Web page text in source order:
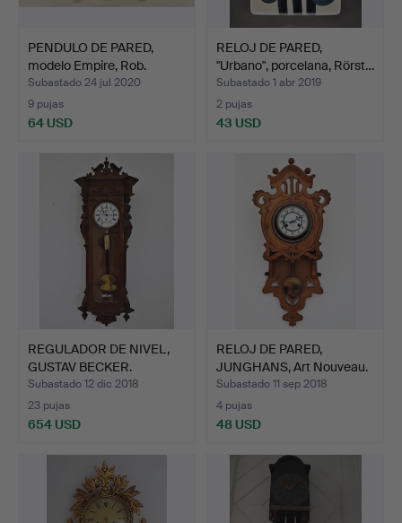
PENDULO DE PARED,
modelo Empire, Rob.
Engs…
Subastado 24 jul 2020
9 pujas
64 USD
RELOJ DE PARED,
"Urbano", porcelana, Rörst…
Subastado 1 abr 2019
2 pujas
43 USD
REGULADOR DE NIVEL,
GUSTAV BECKER.
Subastado 12 dic 2018
23 pujas
654 USD
RELOJ DE PARED,
JUNGHANS, Art Nouveau.
Subastado 11 sep 2018
4 pujas
48 USD